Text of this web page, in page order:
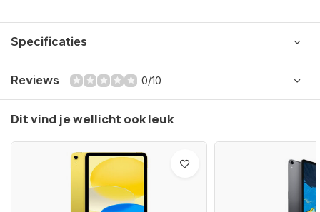
Specificaties
Reviews 0/10
Dit vind je wellicht ook leuk